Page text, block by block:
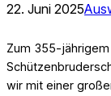
22. Juni 2025
Zum 355-
wir mit einer